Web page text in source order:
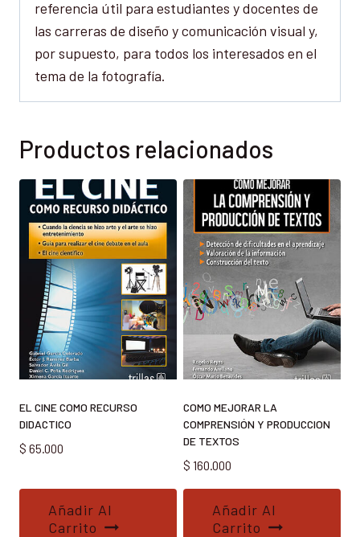
referencia útil para estudiantes y docentes de
las carreras de diseño y comunicación visual y,
por supuesto, para todos los interesados en el
tema de la fotografía.
Productos relacionados
EL CINE COMO RECURSO
DIDACTICO
$ 65.000
Añadir Al
Carrito
COMO MEJORAR LA
COMPRENSIÓN Y PRODUCCION
DE TEXTOS
$ 160.000
Añadir Al
Carrito